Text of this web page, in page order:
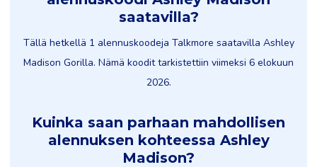
saatavilla?
Tällä hetkellä 1 alennuskoodeja Talkmore saatavilla Ashley
Madison Gorilla. Nämä koodit tarkistettiin viimeksi 6 elokuun
2026.
Kuinka saan parhaan mahdollisen
alennuksen kohteessa Ashley
Madison?